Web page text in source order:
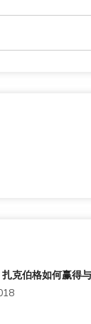
克伯格如何赢得与